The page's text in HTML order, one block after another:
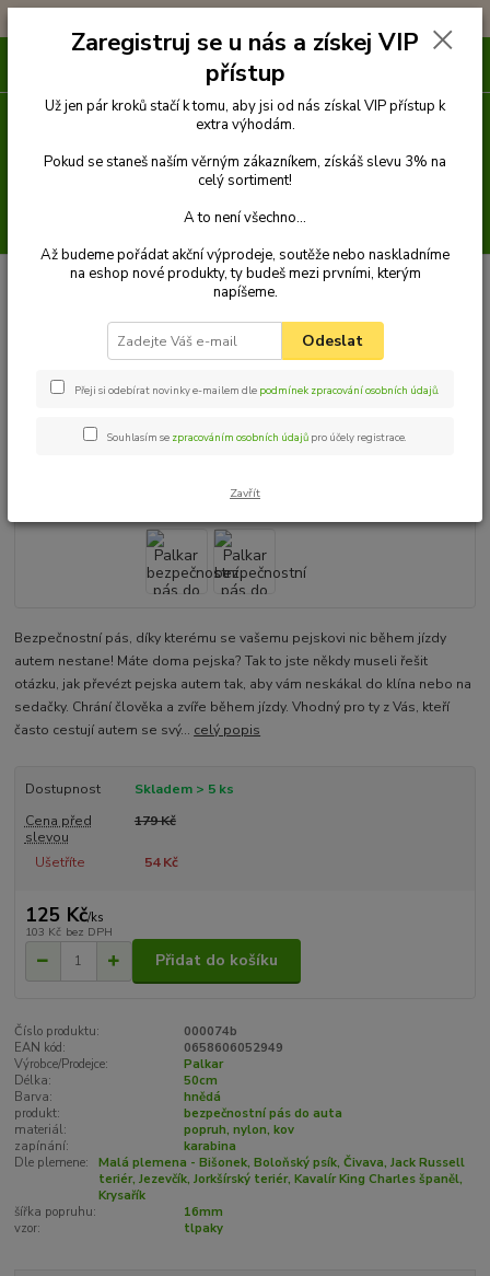
Venčení Bezpečnostní pásy do auta
Bezpečnostní pás pro malé
Palkar bezpečnostní pás do auta pro malé psy 50 cm x 16 mm
Palkar bezpečnostní pás do auta
pro malé psy 50 cm x 16 mm
hnědá s tlapkami
Bezpečnostní pás, díky kterému se vašemu pejskovi nic během jízdy
autem nestane! Máte doma pejska? Tak to jste někdy museli řešit
otázku, jak převézt pejska autem tak, aby vám neskákal do klína nebo na
sedačky. Chrání člověka a zvíře během jízdy. Vhodný pro ty z Vás, kteří
často cestují autem se svý... celý popis
Dostupnost
Skladem > 5 ks
Cena před
slevou
179 Kč
Ušetříte 54 Kč
125 Kč/ks
103 Kč bez DPH
Přidat do košíku
Číslo produktu:
000074b
EAN kód:
0658606052949
Výrobce/Prodejce:
Palkar
Délka:
50cm
Barva:
hnědá
produkt:
bezpečnostní pás do auta
materiál:
popruh, nylon, kov
zapínání:
karabina
Dle plemene:
Malá plemena - Bišonek, Boloňský psík, Čivava, Jack Russell
teriér, Jezevčík, Jorkšírský teriér, Kavalír King Charles španěl,
Krysařík
šířka popruhu:
16mm
vzor:
tlpaky
Zaregistruj se u nás a získej VIP
přístup
Už jen pár kroků stačí k tomu, aby jsi od nás získal VIP přístup k
extra výhodám.
Pokud se staneš naším věrným zákazníkem, získáš slevu 3% na
celý sortiment!
A to není všechno...
Až budeme pořádat akční výprodeje, soutěže nebo naskladníme
na eshop nové produkty, ty budeš mezi prvními, kterým
napíšeme.
Odeslat
Přeji si odebírat novinky e-mailem dle podmínek zpracování osobních údajů.
Souhlasím se zpracováním osobních údajů pro účely registrace.
Zavřít